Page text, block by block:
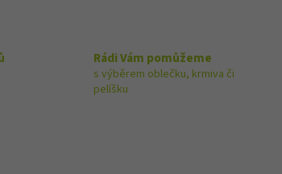
Rádi Vám pomůžeme
s výběrem oblečku, krmiva či
pelíšku